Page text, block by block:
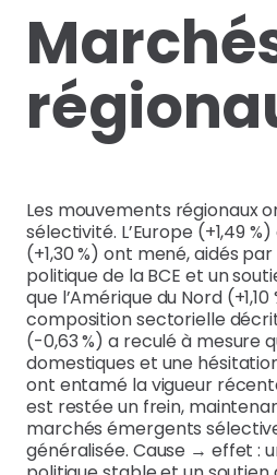
Les mouvements régionaux
sélectivité. L’Europe (+1,49
(+1,30 %) ont mené, aidés
politique de la BCE et un
que l’Amérique du Nord (+1,10
composition sectorielle
(-0,63 %) a reculé à mesure
domestiques et une
ont entamé la vigueur
est restée un frein,
marchés émergents
généralisée. Cause → effet :